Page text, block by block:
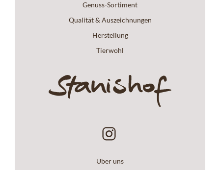
Genuss-Sortiment
Qualität & Auszeichnungen
Herstellung
Tierwohl
Über uns